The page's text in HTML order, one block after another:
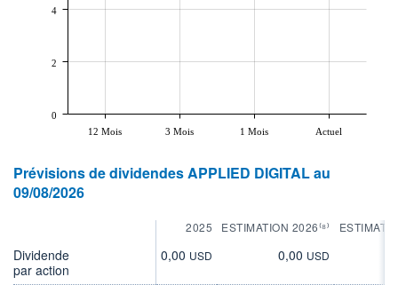
12 Mois 3 Mois 1 Mois Actuel
0
2
4
Prévisions de dividendes APPLIED DIGITAL au
09/08/2026
2025 ESTIMATION 2026⁽⁸⁾
Dividende
par action
0,00 USD 0,00 USD